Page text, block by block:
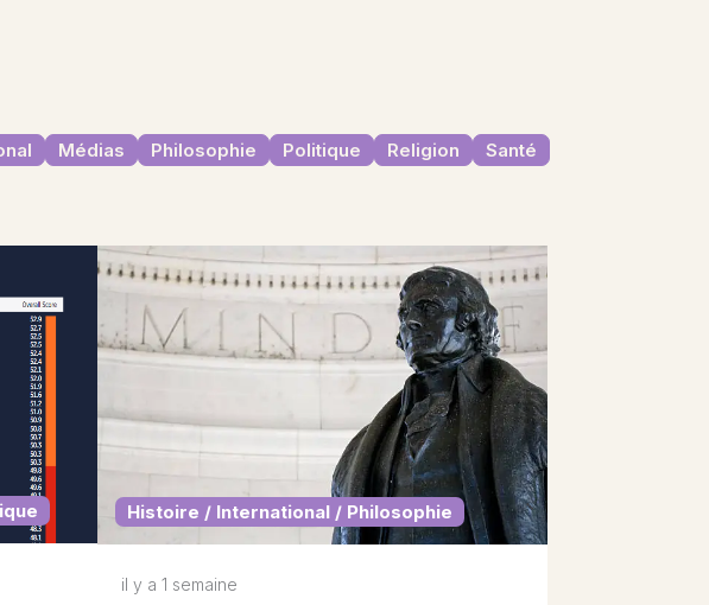
Médias Philosophie Politique Religion
Santé
Histoire / International / Philosophie
il y a 1 semaine